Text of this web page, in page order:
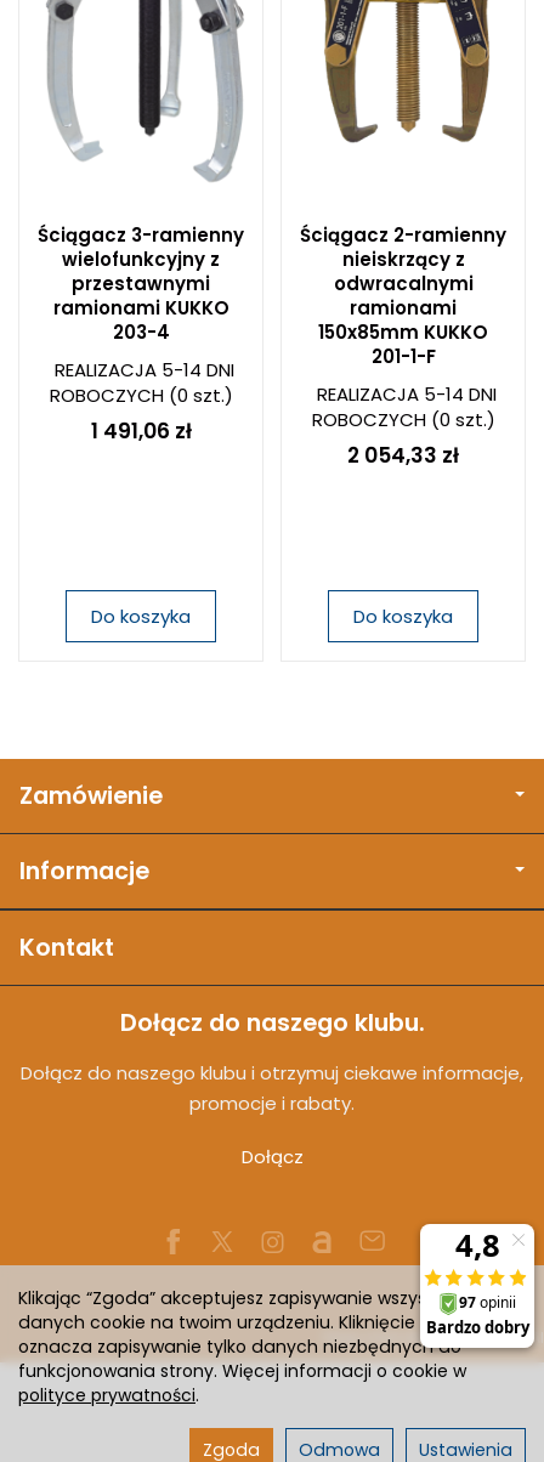
Ściągacz 3-ramienny
wielofunkcyjny z
przestawnymi
ramionami KUKKO
203-4
REALIZACJA 5-14 DNI
ROBOCZYCH(0 szt.)
1 491,06 zł
Do koszyka
Ściągacz 2-ramienny
nieiskrzący z
odwracalnymi
ramionami
150x85mm KUKKO
201-1-F
REALIZACJA 5-14 DNI
ROBOCZYCH(0 szt.)
2 054,33 zł
Do koszyka
Zamówienie
Informacje
Kontakt
Dołącz do naszego klubu.
Dołącz do naszego klubu i otrzymuj ciekawe informacje,
promocje i rabaty.
Dołącz
Sklep internetowy SOTESHOP AI
Klikając “Zgoda” akceptujesz zapisywanie wszystkich
danych cookie na twoim urządzeniu. Kliknięcie “Odmowa”
oznacza zapisywanie tylko danych niezbędnych do
funkcjonowania strony. Więcej informacji o cookie w
polityce prywatności.
Ustawienia
Odmowa
Zgoda